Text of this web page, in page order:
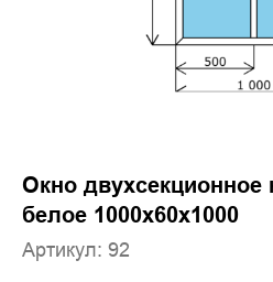
Окно двухсекционное
белое 1000x60x1000
Артикул: 92